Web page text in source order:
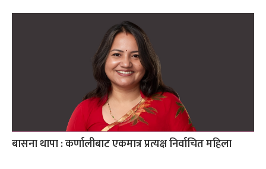
बासना थापा : कर्णालीबाट एकमात्र प्रत्यक्ष निर्वाचित महिला